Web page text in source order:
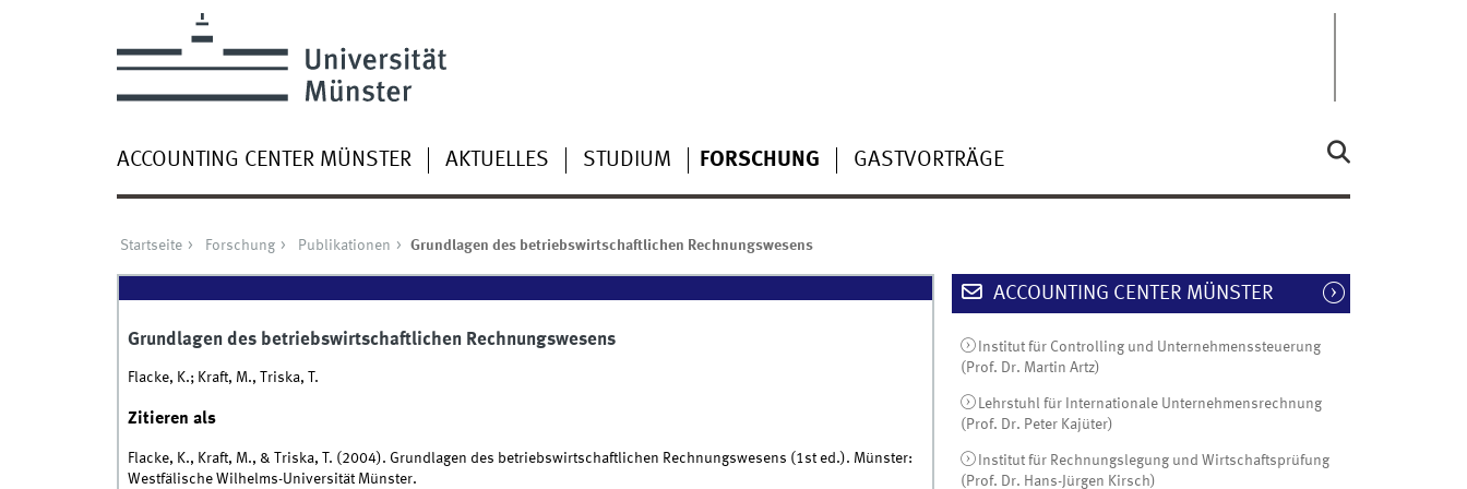
ACCOUNTING CENTER MÜNSTER AKTUELLES STUDIUM FORSCHUNG GASTVORTRÄGE
Startseite Forschung Publikationen Grundlagen des betriebswirtschaftlichen Rechnungswesens
Grundlagen des betriebswirtschaftlichen Rechnungswesens
Flacke, K.; Kraft, M., Triska, T.
Zitieren als
Flacke, K., Kraft, M., & Triska, T. (2004). Grundlagen des betriebswirtschaftlichen Rechnungswesens (1st ed.). Münster:
Westfälische Wilhelms-Universität Münster.
ACCOUNTING CENTER MÜNSTER
Institut für Controlling und Unternehmenssteuerung
(Prof. Dr. Martin Artz)
Lehrstuhl für Internationale Unternehmensrechnung
(Prof. Dr. Peter Kajüter)
Institut für Rechnungslegung und Wirtschaftsprüfung
(Prof. Dr. Hans-Jürgen Kirsch)